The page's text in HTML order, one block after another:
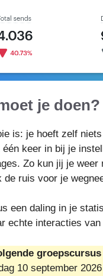
je doen?
is: je hoeft zelf
keer in bij je
Zo kun jij je
de ruis voor je
een daling in je
echte interacties
10 september